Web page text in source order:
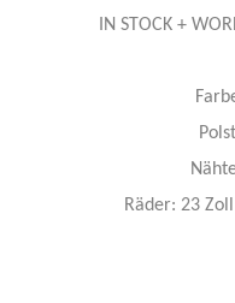
IN STOCK +
Räder: 23